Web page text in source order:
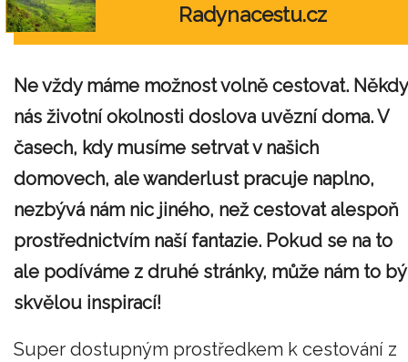
Radynacestu.cz
Ne vždy máme možnost volně cestovat. Někdy
nás životní okolnosti doslova uvězní doma. V
časech, kdy musíme setrvat v našich
domovech, ale wanderlust pracuje naplno,
nezbývá nám nic jiného, než cestovat alespoň
prostřednictvím naší fantazie. Pokud se na to
ale podíváme z druhé stránky, může nám to
skvělou inspirací!
Super dostupným prostředkem k cestování z